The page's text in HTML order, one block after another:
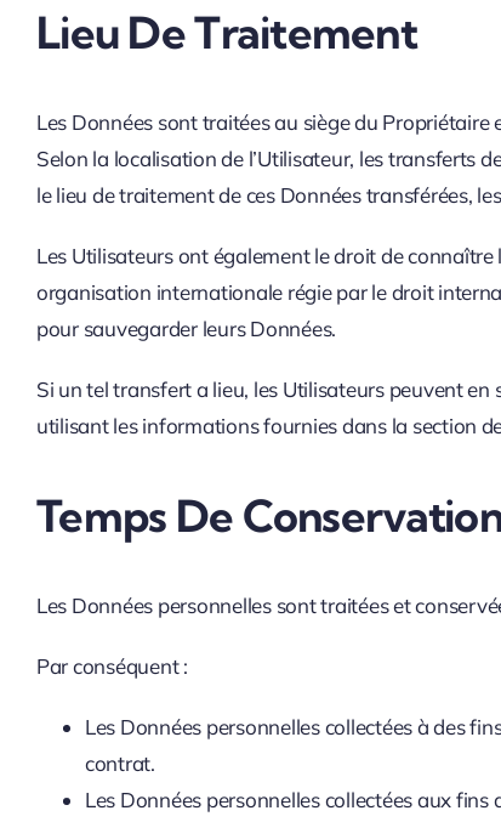
Lieu De Traitement
Les Données sont traitées au siège du
Selon la localisation de l’Utilisateur, les transferts
le lieu de traitement de ces Données transférées,
Les Utilisateurs ont également le droit de
organisation internationale régie par le droit
pour sauvegarder leurs Données.
Si un tel transfert a lieu, les Utilisateurs peuvent
utilisant les informations fournies dans la section
Temps De
Les Données personnelles sont traitées et
Par conséquent :
Les Données personnelles collectées à des
contrat.
Les Données personnelles collectées aux